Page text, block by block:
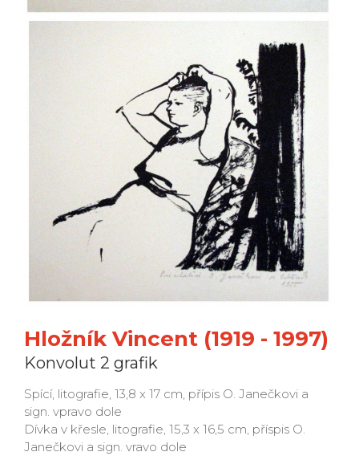
Hložník Vincent (1919 - 1997)
Konvolut 2 grafik
Spící, litografie, 13,8 x 17 cm, přípis O. Janečkovi a
sign. vpravo dole
Dívka v křesle, litografie, 15,3 x 16,5 cm, příspis O.
Janečkovi a sign. vravo dole